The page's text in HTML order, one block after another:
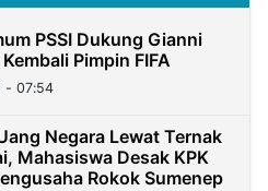
PSSI Dukung Gianni
Pimpin FIFA
- 07:54
Negara Lewat Ternak
Mahasiswa Desak KPK
Rokok Sumenep